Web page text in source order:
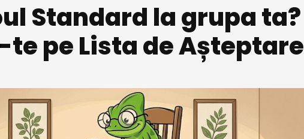
Standard la grupa ta?
pe Lista de Așteptare